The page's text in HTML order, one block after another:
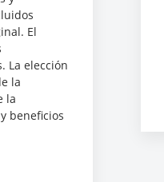
El
La elección
la
la
beneficios